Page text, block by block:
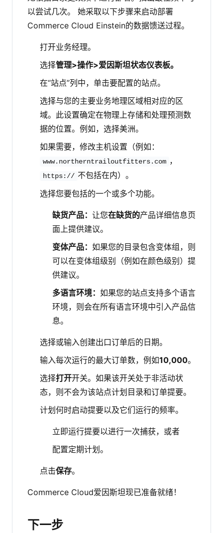
以尝试几次。
她采取以下步骤来启动部署
Commerce Cloud Einstein的数据馈送过程。
打开业务经理。
选择管理>操作>爱因斯坦状态仪表板。
在“站点”列中，单击要配置的站点。
选择与您的主要业务地理区域相对应的区
域。此设置确定在物理上存储和处理预测数
据的位置。例如，选择美洲。
如果需要，修改主机设置（例如：
www.northerntrailoutfitters.com ，
https:// 不包括在内）。
选择您要包括的一个或多个功能。
缺货产品： 让您在缺货的产品详细信息页
面上提供建议。
变体产品： 如果您的目录包含变体组，则
可以在变体组级别（例如在颜色级别）提
供建议。
多语言环境： 如果您的站点支持多个语言
环境，则会在所有语言环境中引入产品信
息。
选择或输入创建出口订单后的日期。
输入每次运行的最大订单数，例如10,000。
选择打开开关。如果该开关处于非活动状
态，则不会为该站点计划目录和订单提要。
计划何时启动提要以及它们运行的​​频率。
立即运行提要以进行一次捕获，或者
配置定期计划。
点击保存。
Commerce Cloud爱因斯坦现已准备就绪！
下一步